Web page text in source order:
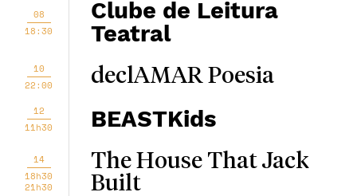
08
18:30
Clube de Leitura
Teatral
10
22:00
declAMAR Poesia
12
11h30
BEASTKids
14
18h30
21h30
The House That Jack
Built